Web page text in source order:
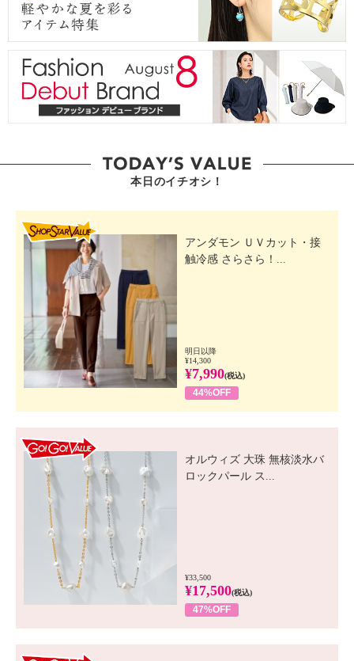
本日のイチオシ！
アンダモン ＵＶカット・接
触冷感 さらさら！...
明日以降
¥14,300
¥7,990(税込)
44%OFF
オルウィズ 大珠 無核淡水バ
ロックパール ス...
¥33,500
¥17,500(税込)
47%OFF